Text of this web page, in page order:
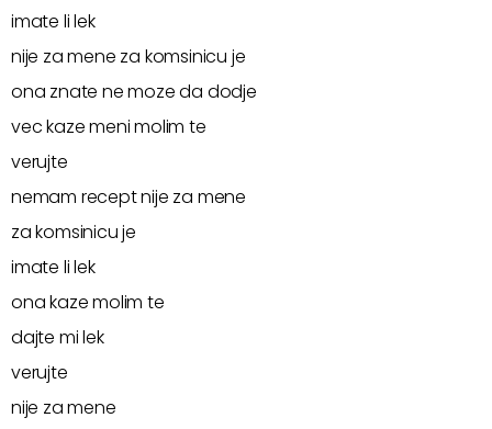
imate li lek
nije za mene za komsinicu je
ona znate ne moze da dodje
vec kaze meni molim te
verujte
nemam recept nije za mene
za komsinicu je
imate li lek
ona kaze molim te
dajte mi lek
verujte
nije za mene